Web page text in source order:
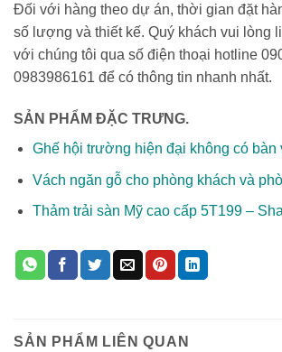
Đối với hàng theo dự án, thời gian đặt
số lượng và thiết kế. Quý khách vui lòng
với chúng tôi qua số điện thoại hotline
0983986161 để có thông tin nhanh nhất.
SẢN PHẨM ĐẶC TRƯNG.
Ghế hội trường hiện đại không có bàn
Vách ngăn gỗ cho phòng khách và
Thảm trải sàn Mỹ cao cấp 5T199 –
SẢN PHẨM LIÊN QUAN